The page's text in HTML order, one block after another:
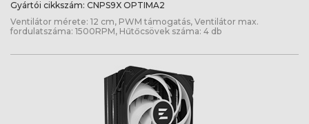
Gyártói cikkszám: CNPS9X OPTIMA2
Ventilátor mérete: 12 cm, PWM támogatás, Ventilátor max.
fordulatszáma: 1500RPM, Hűtőcsövek száma: 4 db